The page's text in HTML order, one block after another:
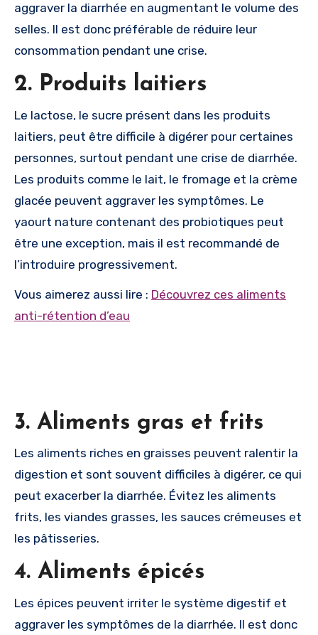
aggraver la diarrhée en augmentant le volume des
selles. Il est donc préférable de réduire leur
consommation pendant une crise.
2. Produits laitiers
Le lactose, le sucre présent dans les produits
laitiers, peut être difficile à digérer pour certaines
personnes, surtout pendant une crise de diarrhée.
Les produits comme le lait, le fromage et la crème
glacée peuvent aggraver les symptômes. Le
yaourt nature contenant des probiotiques peut
être une exception, mais il est recommandé de
l’introduire progressivement.
Vous aimerez aussi lire : Découvrez ces aliments
anti-rétention d’eau
3. Aliments gras et frits
Les aliments riches en graisses peuvent ralentir la
digestion et sont souvent difficiles à digérer, ce qui
peut exacerber la diarrhée. Évitez les aliments
frits, les viandes grasses, les sauces crémeuses et
les pâtisseries.
4. Aliments épicés
Les épices peuvent irriter le système digestif et
aggraver les symptômes de la diarrhée. Il est donc